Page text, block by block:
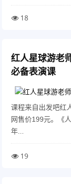
18
红人星球游老
必备表演课
课程来自出发吧红
网售价199元。《
年...
19